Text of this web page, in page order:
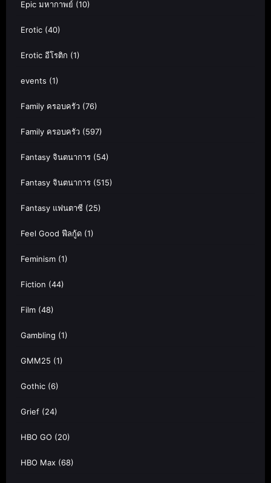
Epic มหากาพย์ (10)
Erotic (40)
Erotic อีโรติก (1)
events (1)
Family ครอบครัว (76)
Family ครอบครัว (597)
Fantasy จินตนาการ (54)
Fantasy จินตนาการ (515)
Fantasy แฟนตาซี (25)
Feel Good ฟีลกู้ด (1)
Feminism (1)
Fiction (44)
Film (48)
Gambling (1)
GMM25 (1)
Gothic (6)
Grief (24)
HBO GO (20)
HBO Max (68)